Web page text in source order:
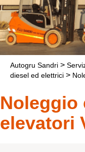
Autogru Sandri >
diesel ed elettrici >
Noleggio
elevatori